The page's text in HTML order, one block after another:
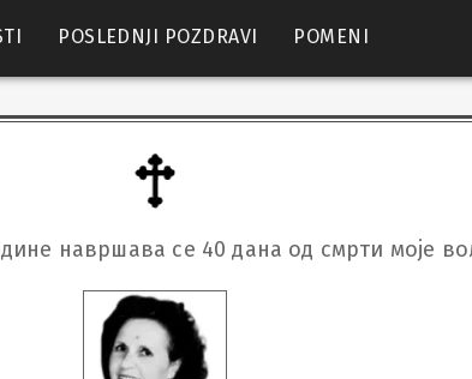
POSLEDNJI POZDRAVI POMENI
навршава се 40 дана од смрти моје